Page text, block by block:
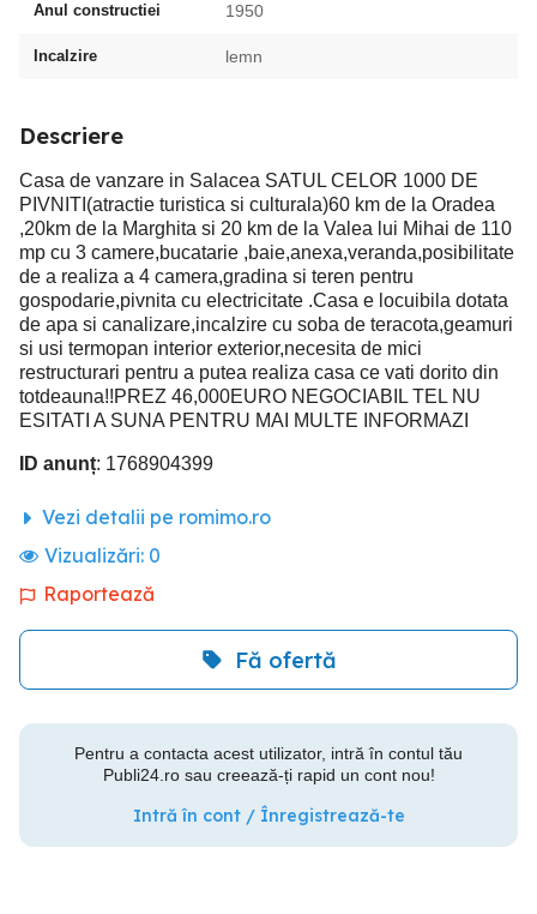
Anul constructiei 1950
Incalzire lemn
Descriere
Casa de vanzare in Salacea SATUL CELOR 1000 DE
PIVNITI(atractie turistica si culturala)60 km de la Oradea
,20km de la Marghita si 20 km de la Valea lui Mihai de 110
mp cu 3 camere,bucatarie ,baie,anexa,veranda,posibilitate
de a realiza a 4 camera,gradina si teren pentru
gospodarie,pivnita cu electricitate .Casa e locuibila dotata
de apa si canalizare,incalzire cu soba de teracota,geamuri
si usi termopan interior exterior,necesita de mici
restructurari pentru a putea realiza casa ce vati dorito din
totdeauna!!PREZ 46,000EURO NEGOCIABIL TEL NU
ESITATI A SUNA PENTRU MAI MULTE INFORMAZI
ID anunț: 1768904399
Vezi detalii pe romimo.ro
Vizualizări: 0
Raportează
Fă ofertă
Pentru a contacta acest utilizator, intră în contul tău
Publi24.ro sau creează-ți rapid un cont nou!
Intră în cont / Înregistrează-te